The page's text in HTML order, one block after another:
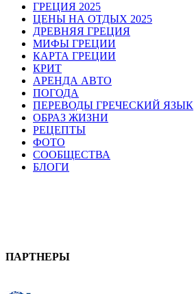
ГРЕЦИЯ 2025
ЦЕНЫ НА ОТДЫХ 2025
ДРЕВНЯЯ ГРЕЦИЯ
МИФЫ ГРЕЦИИ
КАРТА ГРЕЦИИ
КРИТ
АРЕНДА АВТО
ПОГОДА
ПЕРЕВОДЫ ГРЕЧЕСКИЙ ЯЗЫК
ОБРАЗ ЖИЗНИ
РЕЦЕПТЫ
ФОТО
СООБЩЕСТВА
БЛОГИ
ПАРТНЕРЫ